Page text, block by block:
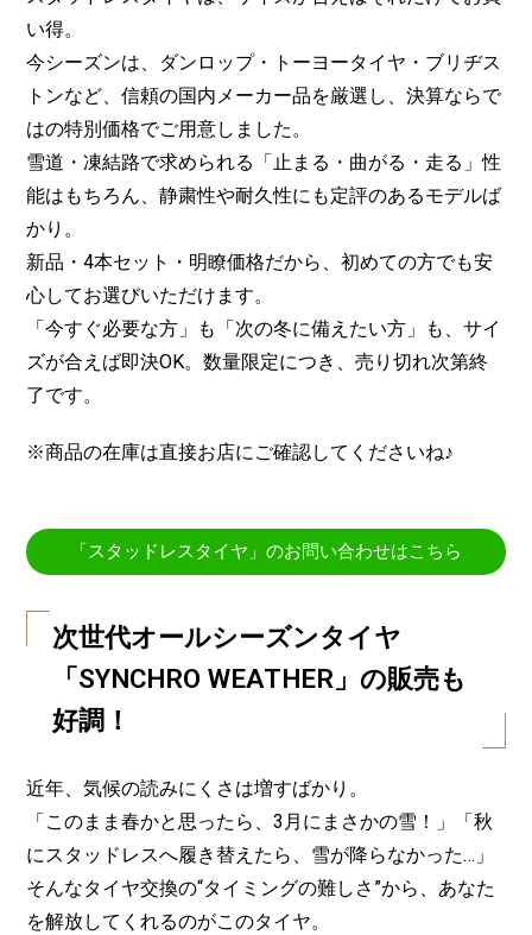
い得。
今シーズンは、ダンロップ・トーヨータイヤ・ブリヂス
トンなど、信頼の国内メーカー品を厳選し、決算ならで
はの特別価格でご用意しました。
雪道・凍結路で求められる「止まる・曲がる・走る」性
能はもちろん、静粛性や耐久性にも定評のあるモデルば
かり。
新品・4本セット・明瞭価格だから、初めての方でも安
心してお選びいただけます。
「今すぐ必要な方」も「次の冬に備えたい方」も、サイ
ズが合えば即決OK。数量限定につき、売り切れ次第終
了です。
※商品の在庫は直接お店にご確認してくださいね♪
「スタッドレスタイヤ」のお問い合わせはこちら
次世代オールシーズンタイヤ
「SYNCHRO WEATHER」の販売も
好調！
近年、気候の読みにくさは増すばかり。
「このまま春かと思ったら、3月にまさかの雪！」「秋
にスタッドレスへ履き替えたら、雪が降らなかった…」
そんなタイヤ交換の“タイミングの難しさ”から、あなた
を解放してくれるのがこのタイヤ。